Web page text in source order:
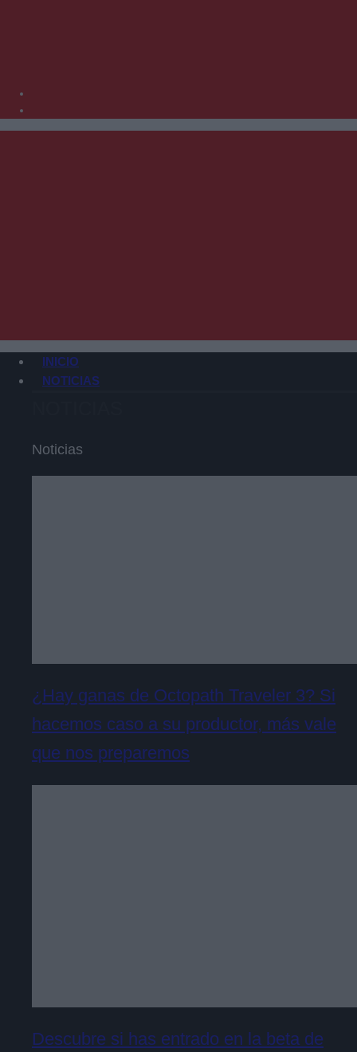
INICIO
NOTICIAS
Noticias
¿Hay ganas de Octopath Traveler 3? Si
hacemos caso a su productor, más vale
que nos preparemos
Descubre si has entrado en la beta de